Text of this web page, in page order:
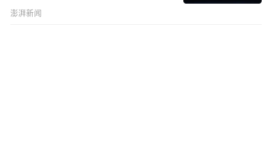
澎湃新闻